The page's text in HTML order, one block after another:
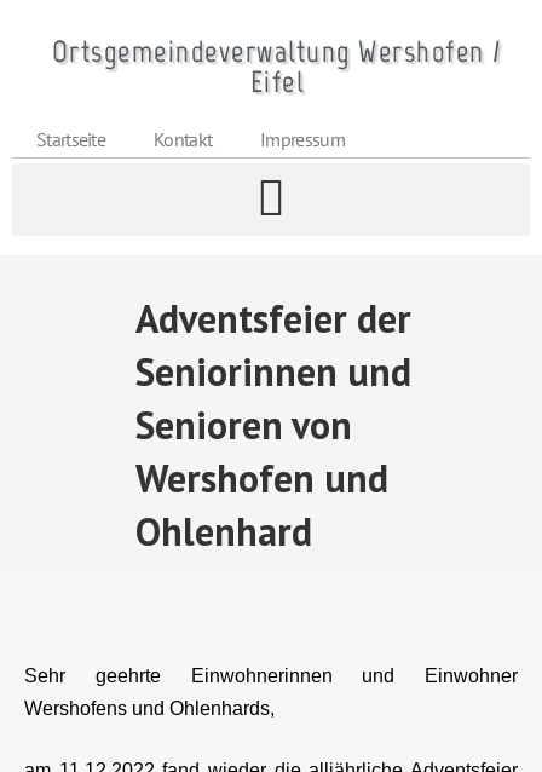
Ortsgemeindeverwaltung Wershofen /
Eifel
Startseite Kontakt Impressum
Adventsfeier der
Seniorinnen und
Senioren von
Wershofen und
Ohlenhard
Sehr geehrte Einwohnerinnen und Einwohner
Wershofens und Ohlenhards,